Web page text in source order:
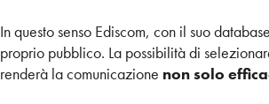
In questo senso Ediscom, con il suo
proprio pubblico. La possibilità di
renderà la comunicazione non solo